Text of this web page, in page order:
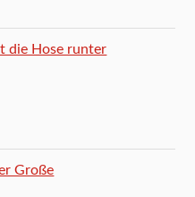
die Hose runter
Große